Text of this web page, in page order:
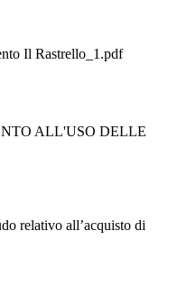
Il Rastrello_1.pdf
ALL'USO DELLE
relativo all’acquisto di